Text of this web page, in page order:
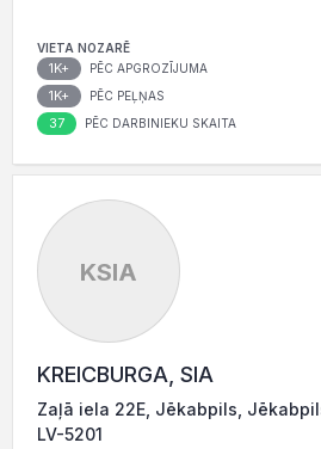
VIETA NOZARĒ
1K+ PĒC APGROZĪJUMA
1K+ PĒC PEĻŅAS
37 PĒC DARBINIEKU SKAITA
KSIA
KREICBURGA, SIA
Zaļā iela 22E, Jēkabpils,
LV-5201